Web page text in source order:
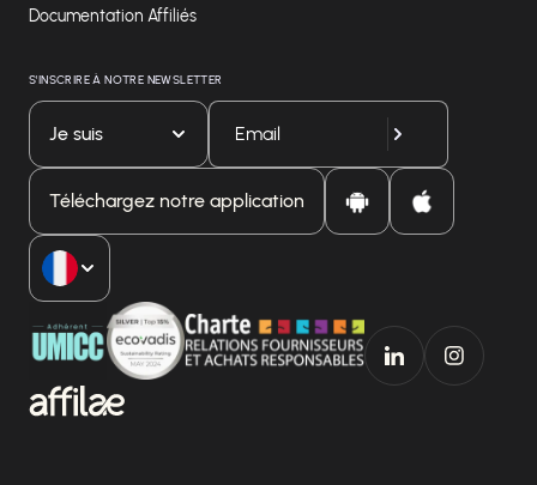
Documentation Affiliés
S'INSCRIRE À NOTRE NEWSLETTER
Je suis
Téléchargez notre application